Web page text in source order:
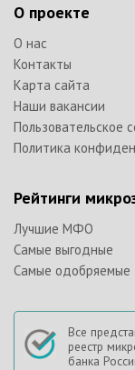
О проекте
О нас
Контакты
Карта сайта
Наши вакансии
Пользовательское
Политика
Рейтинги
Лучшие МФО
Самые выгодные
Самые одобряемые
Все
реестр
банка